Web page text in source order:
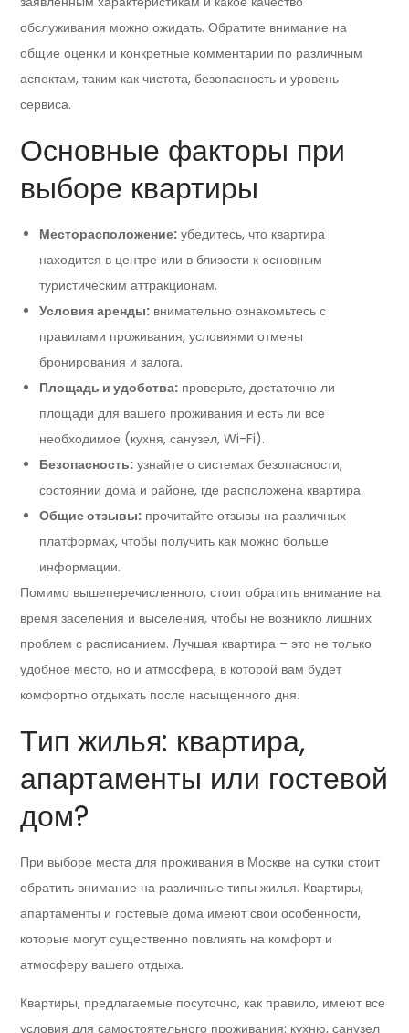
обслуживания можно ожидать. Обратите внимание на
общие оценки и конкретные комментарии по различным
аспектам, таким как чистота, безопасность и уровень
сервиса.
Основные факторы при
выборе квартиры
Месторасположение: убедитесь, что квартира
находится в центре или в близости к основным
туристическим аттракционам.
Условия аренды: внимательно ознакомьтесь с
правилами проживания, условиями отмены
бронирования и залога.
Площадь и удобства: проверьте, достаточно ли
площади для вашего проживания и есть ли все
необходимое (кухня, санузел, Wi-Fi).
Безопасность: узнайте о системах безопасности,
состоянии дома и районе, где расположена квартира.
Общие отзывы: прочитайте отзывы на различных
платформах, чтобы получить как можно больше
информации.
Помимо вышеперечисленного, стоит обратить внимание на
время заселения и выселения, чтобы не возникло лишних
проблем с расписанием. Лучшая квартира – это не только
удобное место, но и атмосфера, в которой вам будет
комфортно отдыхать после насыщенного дня.
Тип жилья: квартира,
апартаменты или гостевой
дом?
При выборе места для проживания в Москве на сутки стоит
обратить внимание на различные типы жилья. Квартиры,
апартаменты и гостевые дома имеют свои особенности,
которые могут существенно повлиять на комфорт и
атмосферу вашего отдыха.
Квартиры, предлагаемые посуточно, как правило, имеют все
условия для самостоятельного проживания: кухню, санузел